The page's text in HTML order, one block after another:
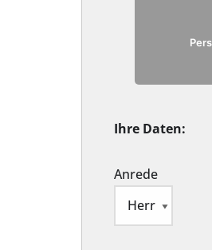
Ihre Daten:
Anrede